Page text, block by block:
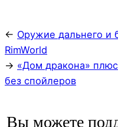
← Оружие дальнего и
RimWorld
→ «Дом дракона»
без спойлеров
Вы можете